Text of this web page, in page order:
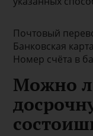
Почтовый
Банковская
Номер счёта в
Можно